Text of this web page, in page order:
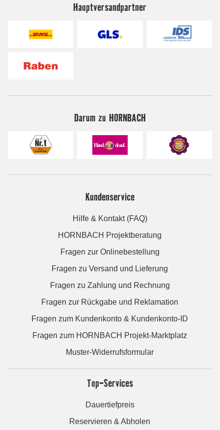
Hauptversandpartner
Darum zu HORNBACH
Kundenservice
Hilfe & Kontakt (FAQ)
HORNBACH Projektberatung
Fragen zur Onlinebestellung
Fragen zu Versand und Lieferung
Fragen zu Zahlung und Rechnung
Fragen zur Rückgabe und Reklamation
Fragen zum Kundenkonto & Kundenkonto-ID
Fragen zum HORNBACH Projekt-Marktplatz
Muster-Widerrufsformular
Top-Services
Dauertiefpreis
Reservieren & Abholen